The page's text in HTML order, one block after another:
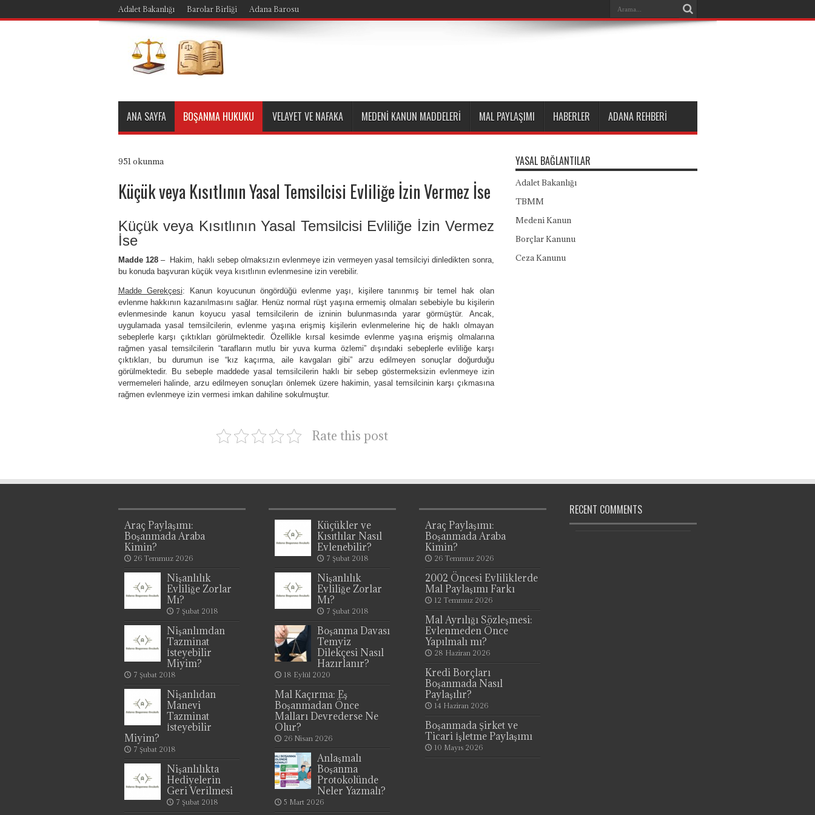
Adalet Bakanlığı Barolar Birliği Adana Barosu
ANA SAYFA BOŞANMA HUKUKU VELAYET VE NAFAKA MEDENI KANUN MADDELERI MAL PAYLAŞIMI HABERLER ADANA REHBERI
951 okunma
Küçük veya Kısıtlının Yasal Temsilcisi Evliliğe İzin Vermez İse
Küçük veya Kısıtlının Yasal Temsilcisi Evliliğe İzin Vermez
İse
Madde 128– Hakim, haklı sebep olmaksızın evlenmeye izin vermeyen yasal temsilciyi dinledikten sonra,
bu konuda başvuran küçük veya kısıtlının evlenmesine izin verebilir.
Madde Gerekçesi: Kanun koyucunun öngördüğü evlenme yaşı, kişilere tanınmış bir temel hak olan
evlenme hakkının kazanılmasını sağlar. Henüz normal rüşt yaşına ermemiş olmaları sebebiyle bu kişilerin
evlenmesinde kanun koyucu yasal temsilcilerin de izninin bulunmasında yarar görmüştür. Ancak,
uygulamada yasal temsilcilerin, evlenme yaşına erişmiş kişilerin evlenmelerine hiç de haklı olmayan
sebeplerle karşı çıktıkları görülmektedir. Özellikle kırsal kesimde evlenme yaşına erişmiş olmalarına
rağmen yasal temsilcilerin “tarafların mutlu bir yuva kurma özlemi” dışındaki sebeplerle evliliğe karşı
çıktıkları, bu durumun ise “kız kaçırma, aile kavgaları gibi” arzu edilmeyen sonuçlar doğurduğu
görülmektedir. Bu sebeple maddede yasal temsilcilerin haklı bir sebep göstermeksizin evlenmeye izin
vermemeleri halinde, arzu edilmeyen sonuçları önlemek üzere hakimin, yasal temsilcinin karşı çıkmasına
rağmen evlenmeye izin vermesi imkan dahiline sokulmuştur.
Rate this post
YASAL BAĞLANTILAR
Adalet Bakanlığı
TBMM
Medeni Kanun
Borçlar Kanunu
Ceza Kanunu
Araç Paylaşımı:
Boşanmada Araba
Kimin?
26 Temmuz 2026
Nişanlılık
Evliliğe Zorlar
Mı?
7 Şubat 2018
Nişanlımdan
Tazminat
İsteyebilir
Miyim?
7 Şubat 2018
Nişanlıdan
Manevi
Tazminat
İsteyebilir
Miyim?
7 Şubat 2018
Nişanlılıkta
Hediyelerin
Geri Verilmesi
7 Şubat 2018
Küçükler ve
Kısıtlılar Nasıl
Evlenebilir?
7 Şubat 2018
Nişanlılık
Evliliğe Zorlar
Mı?
7 Şubat 2018
Boşanma Davası
Temyiz
Dilekçesi Nasıl
Hazırlanır?
18 Eylül 2020
Mal Kaçırma: Eş
Boşanmadan Önce
Malları Devrederse Ne
Olur?
26 Nisan 2026
Anlaşmalı
Boşanma
Protokolünde
Neler Yazmalı?
5 Mart 2026
Araç Paylaşımı:
Boşanmada Araba
Kimin?
26 Temmuz 2026
2002 Öncesi Evliliklerde
Mal Paylaşımı Farkı
12 Temmuz 2026
Mal Ayrılığı Sözleşmesi:
Evlenmeden Önce
Yapılmalı mı?
28 Haziran 2026
Kredi Borçları
Boşanmada Nasıl
Paylaşılır?
14 Haziran 2026
Boşanmada Şirket ve
Ticari İşletme Paylaşımı
10 Mayıs 2026
RECENT COMMENTS